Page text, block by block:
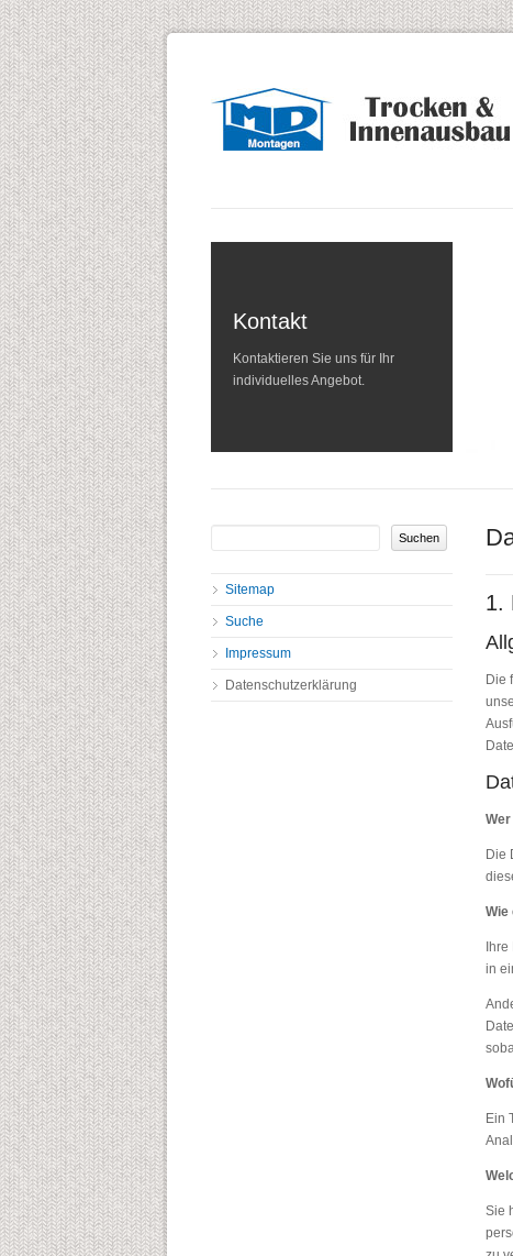
Kontakt
Kontaktieren Sie uns für Ihr
individuelles Angebot.
1.
Die
Die
Wie
in
Ein
Sie
Navigation
Sitemap
Suche
Impressum
Datenschutzerklärung